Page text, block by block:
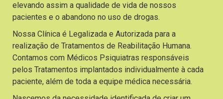
elevando assim a qualidade de vida de nossos
pacientes e o abandono no uso de drogas.
Nossa Clínica é Legalizada e Autorizada para a
realização de Tratamentos de Reabilitação Humana.
Contamos com Médicos Psiquiatras responsáveis
pelos Tratamentos implantados individualmente à cada
paciente, além de toda a equipe médica necessária.